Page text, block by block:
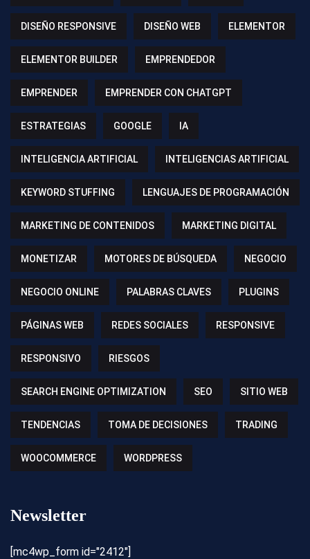
DISEÑO RESPONSIVE DISEÑO WEB ELEMENTOR
ELEMENTOR BUILDER EMPRENDEDOR
EMPRENDER EMPRENDER CON CHATGPT
ESTRATEGIAS GOOGLE IA
INTELIGENCIA ARTIFICIAL INTELIGENCIAS ARTIFICIAL
KEYWORD STUFFING LENGUAJES DE PROGRAMACIÓN
MARKETING DE CONTENIDOS MARKETING DIGITAL
MONETIZAR MOTORES DE BÚSQUEDA NEGOCIO
NEGOCIO ONLINE PALABRAS CLAVES PLUGINS
PÁGINAS WEB REDES SOCIALES RESPONSIVE
RESPONSIVO RIESGOS
SEARCH ENGINE OPTIMIZATION SEO SITIO WEB
TENDENCIAS TOMA DE DECISIONES TRADING
WOOCOMMERCE WORDPRESS
Newsletter
[mc4wp_form id="2412"]